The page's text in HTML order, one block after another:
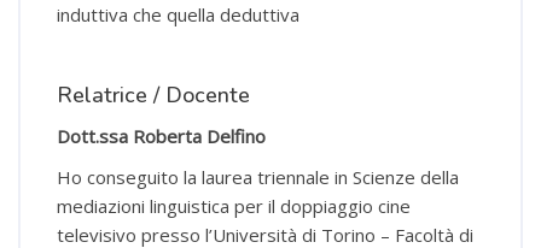
induttiva che quella deduttiva
Relatrice / Docente
Dott.ssa Roberta Delfino
Ho conseguito la laurea triennale in Scienze della
mediazioni linguistica per il doppiaggio cine
televisivo presso l’Università di Torino – Facoltà di